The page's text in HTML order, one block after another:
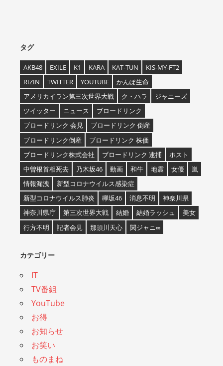
タグ
AKB48 EXILE K1 KARA KAT-TUN
KIS-MY-FT2
RIZIN
TWITTER YOUTUBE
かんぽ生命
アメリカイラン第三次世界大戦
ク・ハラ
ジャニーズ
ツイッター
ニュース
ブロードリンク
ブロードリンク 会見
ブロードリンク 倒産
ブロードリンク倒産
ブロードリンク 株価
ブロードリンク株式会社
ブロードリンク 逮捕
ホスト
中曽根首相死去
乃木坂46 動画 和牛 地震 女優
嵐
情報漏洩
新型コロナウイルス感染症
新型コロナウイルス肺炎
欅坂46 消息不明
神奈川県
神奈川県庁
第三次世界大戦 結婚 結婚ラッシュ
美女
行方不明
記者会見 那須川天心 関ジャニ∞
カテゴリー
IT
TV番組
YouTube
お得
お知らせ
お笑い
ものまね